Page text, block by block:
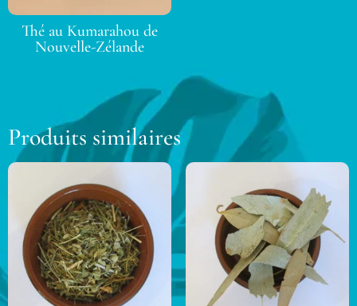
Thé au Kumarahou de
Nouvelle-Zélande
Produits similaires